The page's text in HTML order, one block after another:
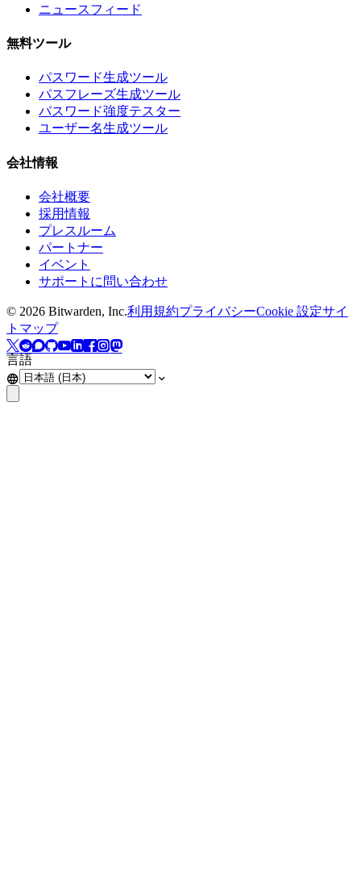
ニュースフィード
無料ツール
パスワード生成ツール
パスフレーズ生成ツール
パスワード強度テスター
ユーザー名生成ツール
会社情報
会社概要
採用情報
プレスルーム
パートナー
イベント
サポートに問い合わせ
© 2026 Bitwarden, Inc.利用規約プライバシーCookie 設定サイ
トマップ
言語